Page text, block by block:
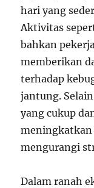
hari yang
Aktivitas
bahkan
memberikan
terhadap
jantung.
yang cukup
meningkatkan
mengurangi
Dalam ranah